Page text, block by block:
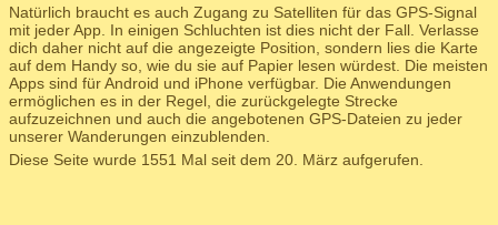
Natürlich braucht es auch Zugang zu Satelliten für das GPS-Signal
mit jeder App. In einigen Schluchten ist dies nicht der Fall. Verlasse
dich daher nicht auf die angezeigte Position, sondern lies die Karte
auf dem Handy so, wie du sie auf Papier lesen würdest. Die meisten
Apps sind für Android und iPhone verfügbar. Die Anwendungen
ermöglichen es in der Regel, die zurückgelegte Strecke
aufzuzeichnen und auch die angebotenen GPS-Dateien zu jeder
unserer Wanderungen einzublenden.
Diese Seite wurde 1551 Mal seit dem 20. März aufgerufen.